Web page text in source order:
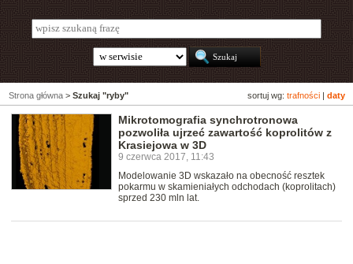
sortuj wg: trafności daty
Strona główna > Szukaj "ryby"
Mikrotomografia synchrotronowa
pozwoliła ujrzeć zawartość koprolitów z
Krasiejowa w 3D
9 czerwca 2017, 11:43
Modelowanie 3D wskazało na obecność resztek
pokarmu w skamieniałych odchodach (koprolitach)
sprzed 230 mln lat.